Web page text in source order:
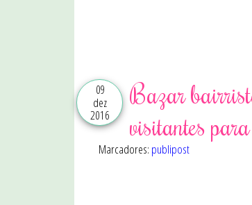
09
dez
2016
Bazar
visitantes
Marcadores: publipost